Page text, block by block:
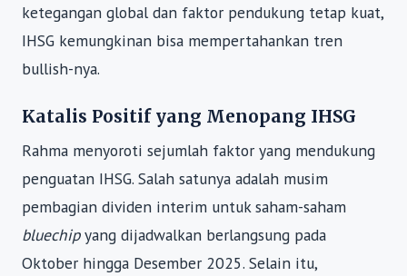
ketegangan global dan faktor pendukung tetap kuat,
IHSG kemungkinan bisa mempertahankan tren
bullish-nya.
Katalis Positif yang Menopang IHSG
Rahma menyoroti sejumlah faktor yang mendukung
penguatan IHSG. Salah satunya adalah musim
pembagian dividen interim untuk saham-saham
bluechipyang dijadwalkan berlangsung pada
Oktober hingga Desember 2025. Selain itu,